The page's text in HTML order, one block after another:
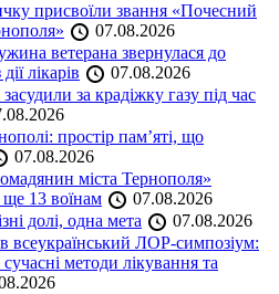
присвоїли звання «Почесний
07.08.2026
ветерана звернулася до
лікарів
07.08.2026
за крадіжку газу під час
простір пам’яті, що
07.08.2026
міста Тернополя»
13 воїнам
07.08.2026
долі, одна мета
07.08.2026
всеукраїнський ЛОР-симпозіум:
методи лікування та